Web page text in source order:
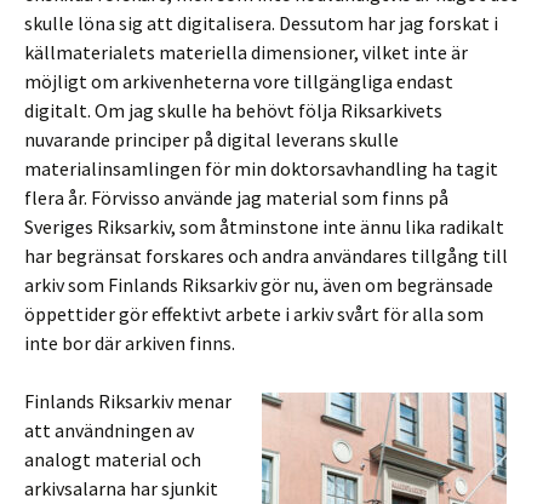
skulle löna sig att digitalisera. Dessutom har jag forskat i
källmaterialets materiella dimensioner, vilket inte är
möjligt om arkivenheterna vore tillgängliga endast
digitalt. Om jag skulle ha behövt följa Riksarkivets
nuvarande principer på digital leverans skulle
materialinsamlingen för min doktorsavhandling ha tagit
flera år. Förvisso använde jag material som finns på
Sveriges Riksarkiv, som åtminstone inte ännu lika radikalt
har begränsat forskares och andra användares tillgång till
arkiv som Finlands Riksarkiv gör nu, även om begränsade
öppettider gör effektivt arbete i arkiv svårt för alla som
inte bor där arkiven finns.
Finlands Riksarkiv menar
att användningen av
analogt material och
arkivsalarna har sjunkit